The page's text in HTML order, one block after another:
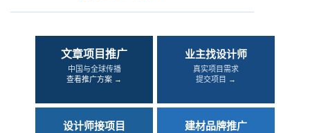
文章项目推广
中国与全球传播
查看推广方案 →
业主找设计师
真实项目需求
提交项目 →
设计师接项目 建材品牌推广